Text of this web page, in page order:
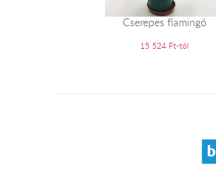
Cserepes flamingó
15 524 Ft-tól